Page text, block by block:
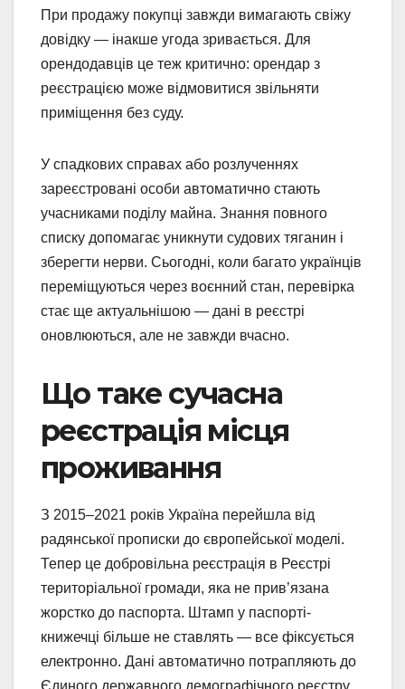
При продажу покупці завжди вимагають свіжу
довідку — інакше угода зривається. Для
орендодавців це теж критично: орендар з
реєстрацією може відмовитися звільняти
приміщення без суду.
У спадкових справах або розлученнях
зареєстровані особи автоматично стають
учасниками поділу майна. Знання повного
списку допомагає уникнути судових тяганин і
зберегти нерви. Сьогодні, коли багато українців
переміщуються через воєнний стан, перевірка
стає ще актуальнішою — дані в реєстрі
оновлюються, але не завжди вчасно.
Що таке сучасна
реєстрація місця
проживання
З 2015–2021 років Україна перейшла від
радянської прописки до європейської моделі.
Тепер це добровільна реєстрація в Реєстрі
територіальної громади, яка не прив’язана
жорстко до паспорта. Штамп у паспорті-
книжечці більше не ставлять — все фіксується
електронно. Дані автоматично потрапляють до